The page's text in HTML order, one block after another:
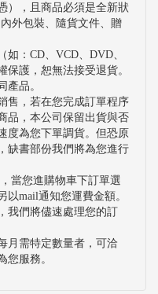
），且商品必須是全新狀
外包裝、隨貨文件、贈
：CD、VCD、DVD、
保護，恕無法接受退貨。
產品。
售，若在您完成訂單程序
品，本公司保留出貨與否
度為您下單調貨。但恐原
缺書部份我們將為您進行
當您進購物車下訂單選
mail通知您運費金額。
我們將儘速處理您的訂
月需特定數量者，可洽
您服務。